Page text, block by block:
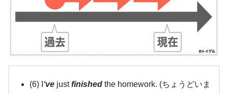
(6) I ‘ve justfinished the homework. (ちょうどいま